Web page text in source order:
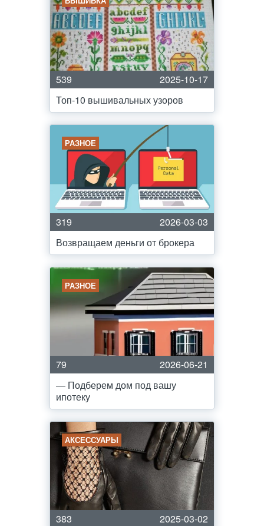
539
2025-10-17
Топ-10 вышивальных узоров
РАЗНОЕ
319
2026-03-03
Возвращаем деньги от брокера
РАЗНОЕ
79
2026-06-21
— Подберем дом под вашу
ипотеку
АКСЕССУАРЫ
383
2025-03-02